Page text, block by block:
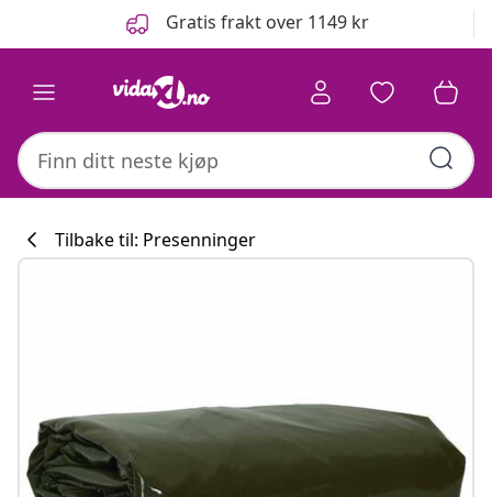
Gratis frakt over 1149 kr
Tilbake til: Presenninger